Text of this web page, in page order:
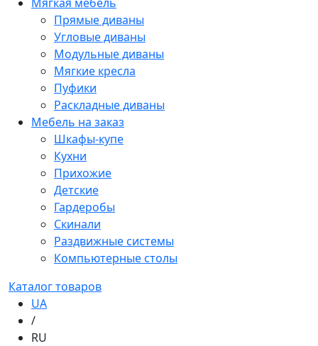
Прямые диваны
Угловые диваны
Модульные диваны
Мягкие кресла
Пуфики
Раскладные диваны
Мебель на заказ
Шкафы-купе
Кухни
Прихожие
Детские
Гардеробы
Скинали
Раздвижные системы
Компьютерные столы
Каталог товаров
UA
/
RU